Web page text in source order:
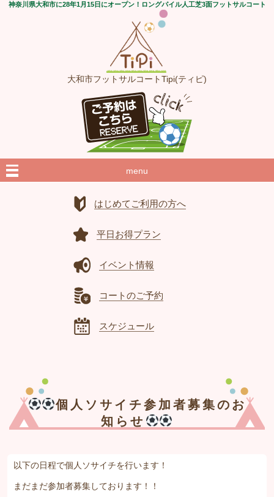
神奈川県大和市に28年1月15日にオープン！ロングパイル人工芝3面フットサルコート
大和市フットサルコートTipi(ティピ)
menu
はじめてご利用の方へ
平日お得プラン
イベント情報
コートのご予約
スケジュール
個人ソサイチ参加者募集のお
知らせ
以下の日程で個人ソサイチを行います！
まだまだ参加者募集しております！！